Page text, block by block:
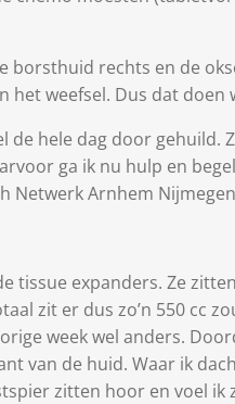
borsthuid rechts en de
het weefsel. Dus dat doen
de hele dag door
ga ik nu hulp en
Netwerk Arnhem
expanders. Ze
zit er dus zo’n 550 cc
week wel anders.
van de huid. Waar ik
zitten hoor en voel ik